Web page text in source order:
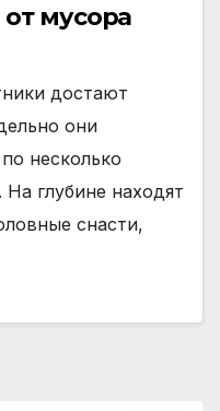
мусора
достают
они
несколько
глубине находят
снасти,